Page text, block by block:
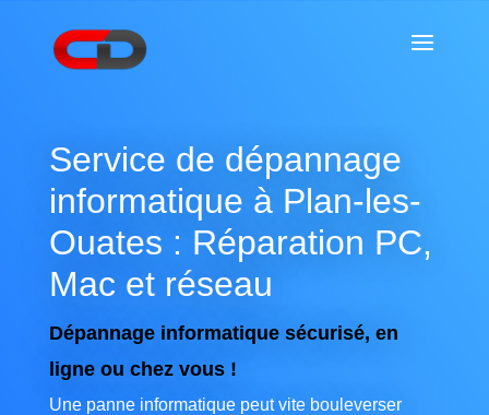
Service de dépannage
informatique à Plan-les-
Ouates : Réparation PC,
Mac et réseau
Dépannage informatique sécurisé, en
ligne ou chez vous !
Une panne informatique peut vite bouleverser